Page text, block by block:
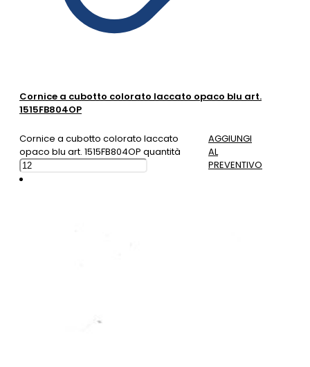
Cornice a cubotto colorato laccato opaco blu art.
1515FB804OP
Cornice a cubotto colorato laccato
opaco blu art. 1515FB804OP quantità
AGGIUNGI
AL
PREVENTIVO